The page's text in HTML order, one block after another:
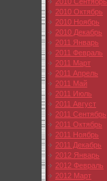
2010 Октябрь
2010 Ноябрь
2010 Декабрь
2011 Январь
2011 Февраль
2011 Март
2011 Апрель
2011 Май
2011 Июль
2011 Август
2011 Сентябрь
2011 Октябрь
2011 Ноябрь
2011 Декабрь
2012 Январь
2012 Февраль
2012 Март